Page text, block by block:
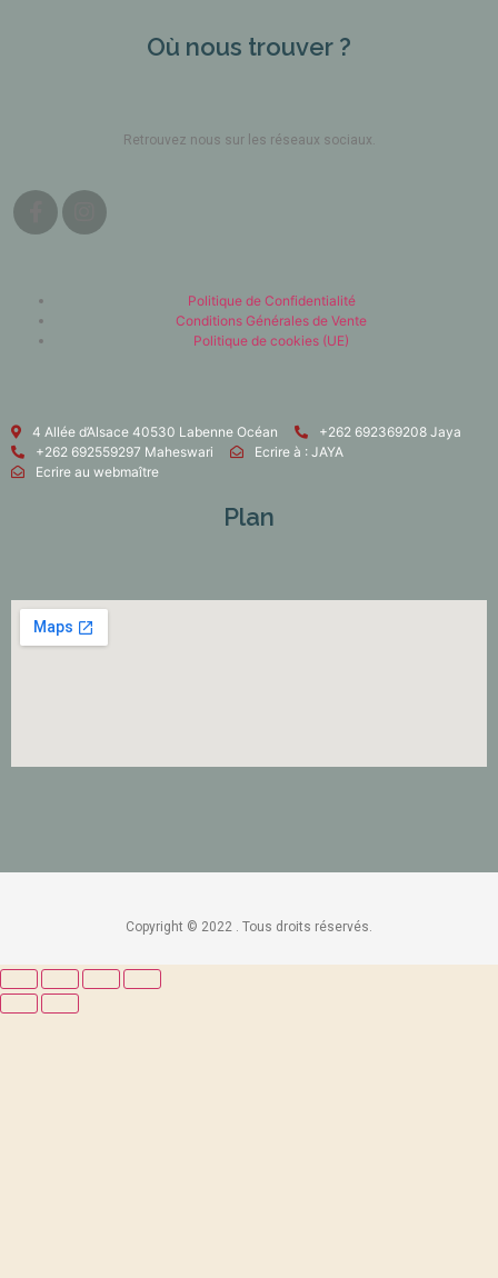
Où nous trouver ?
Retrouvez nous sur les réseaux sociaux.
Politique de Confidentialité
Conditions Générales de Vente
Politique de cookies (UE)
4 Allée d’Alsace 40530 Labenne Océan
+262 692369208 Jaya
+262 692559297 Maheswari
Ecrire à : JAYA
Ecrire au webmaître
Plan
Copyright © 2022 . Tous droits réservés.